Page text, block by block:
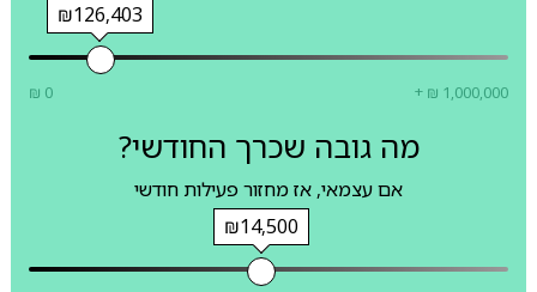
₪126,403
₪ 0 + ₪ 1,000,000
מה גובה שכרך החודשי?
אם עצמאי, אז מחזור פעילות חודשי
₪14,500